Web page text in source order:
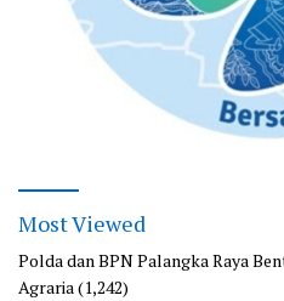
Most Viewed
Polda dan BPN Palangka Raya
Agraria(1,242)